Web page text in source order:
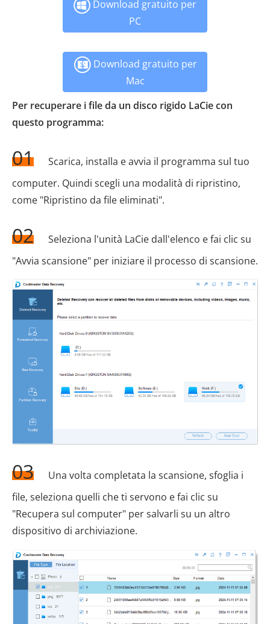
Download gratuito per
PC
Download gratuito per
Mac
Per recuperare i file da un disco rigido LaCie con
questo programma:
01
Scarica, installa e avvia il programma sul tuo
computer. Quindi scegli una modalità di ripristino,
come "Ripristino da file eliminati".
02
Seleziona l'unità LaCie dall'elenco e fai clic su
"Avvia scansione" per iniziare il processo di scansione.
03
Una volta completata la scansione, sfoglia i
file, seleziona quelli che ti servono e fai clic su
"Recupera sul computer" per salvarli su un altro
dispositivo di archiviazione.